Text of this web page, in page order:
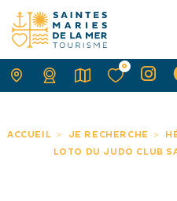
ACCUEIL JE RECHERCHE
LOTO DU JUDO CLUB
0